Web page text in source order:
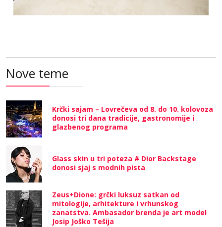
Nove teme
Krčki sajam – Lovrečeva od 8. do 10. kolovoza
donosi tri dana tradicije, gastronomije i
glazbenog programa
Glass skin u tri poteza # Dior Backstage
donosi sjaj s modnih pista
Zeus+Dione: grčki luksuz satkan od
mitologije, arhitekture i vrhunskog
zanatstva. Ambasador brenda je art model
Josip Joško Tešija